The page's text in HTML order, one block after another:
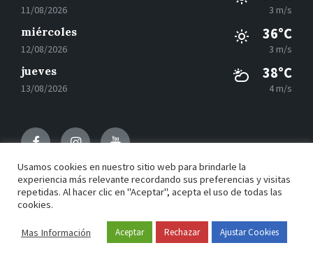
11/08/2026 3 m/s
miércoles
12/08/2026
36°C
3 m/s
jueves
13/08/2026
38°C
4 m/s
FacebookInstagramYoutube
© 2021 Motilla del Palancar - Desarrollado por Grupo
Usamos cookies en nuestro sitio web para brindarle la
experiencia más relevante recordando sus preferencias y visitas
repetidas. Al hacer clic en "Aceptar", acepta el uso de todas las
cookies.
Mas Información Aceptar Rechazar Ajustar Cookies